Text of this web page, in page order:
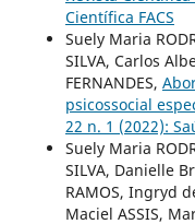
Científica FACS
Suely Maria
SILVA, Carlos
FERNANDES,
psicossocial
22 n. 1 (2022):
Suely Maria
SILVA, Danielle
RAMOS, Ingryd
Maciel ASSIS,